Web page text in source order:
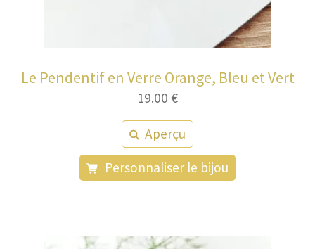
Le Pendentif en Verre Orange, Bleu et Vert
19.00 €
Aperçu
Personnaliser le bijou